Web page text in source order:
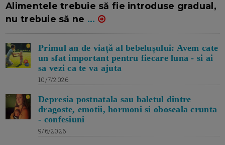
Alimentele trebuie să fie introduse gradual,
nu trebuie să ne ...
Primul an de viață al bebelușului: Avem cate
un sfat important pentru fiecare luna - si ai
sa vezi ca te va ajuta
10/7/2026
Depresia postnatala sau baletul dintre
dragoste, emotii, hormoni si oboseala crunta
- confesiuni
9/6/2026